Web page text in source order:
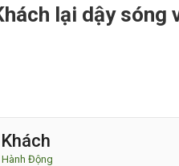
lại dậy sóng
Hành Động